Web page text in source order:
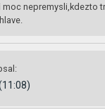
moc nepremysli,kdezto